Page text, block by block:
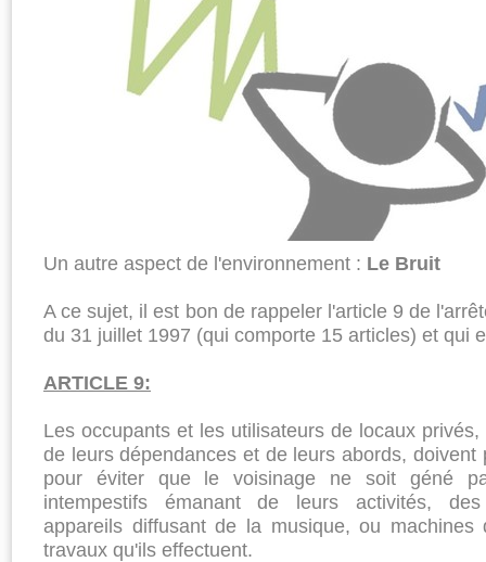
Un autre aspect de l'environnement : Le Bruit
A ce sujet, il est bon de rappeler l'article 9 de
du 31 juillet 1997 (qui comporte 15 articles) et qui
ARTICLE 9:
Les occupants et les utilisateurs de locaux
de leurs dépendances et de leurs abords, doivent
pour éviter que le voisi­nage ne soit géné
intempestifs émanant de leurs activités, des
appareils diffusant de la musique, ou
travaux qu'ils effectuent.